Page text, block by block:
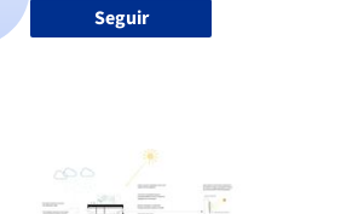
Seguir